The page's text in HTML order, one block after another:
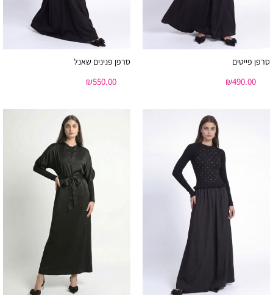
סרפן פייטים
₪490.00
סרפן פנינים שאנל
₪550.00